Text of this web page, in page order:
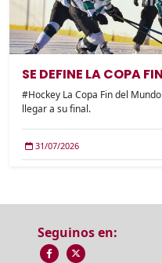
SE DEFINE LA COPA
#Hockey La Copa Fin del
llegar a su final.
31/07/2026
Seguinos en: